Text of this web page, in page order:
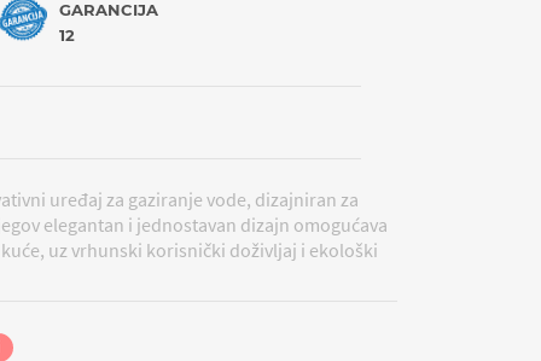
GARANCIJA
12
uređaj za gaziranje vode, dizajniran za
elegantan i jednostavan dizajn omogućava
uz vrhunski korisnički doživljaj i ekološki